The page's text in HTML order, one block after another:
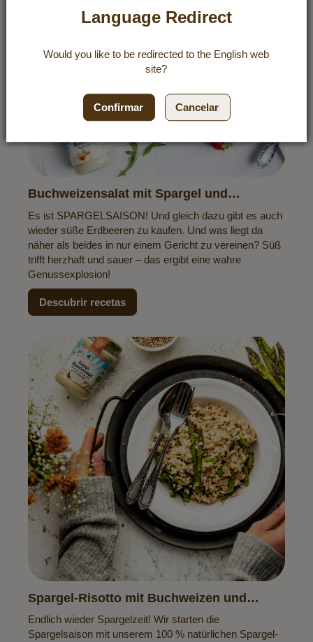
Buchweizensalat mit Spargel und
Es ist SPARGELSAISON! Und gleich dazu gibt es auch
wieder süße Erdbeeren zu kaufen. Und was liegt da
näher als beides in nur einem Gericht zu vereinen? Süß
trifft herzhaft und sauer – das ergibt eine wahre
Genussexplosion!
Descubrir recetas
Spargel-Risotto mit Buchweizen und
Endlich wieder Spargelzeit! Wir starten die
Spargelsaison mit unserem 100 % natürlichen Spargel-
Language Redirect
Would you like to be redirected to the English web
site?
Confirmar Cancelar